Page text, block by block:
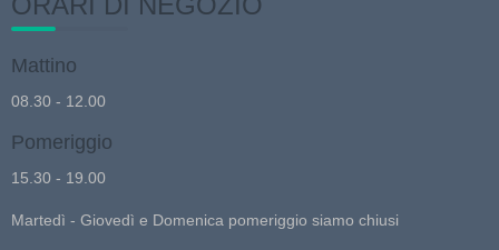
Mattino
08.30 - 12.00
Pomeriggio
15.30 - 19.00
Martedì - Giovedì e Domenica pomeriggio siamo chiusi